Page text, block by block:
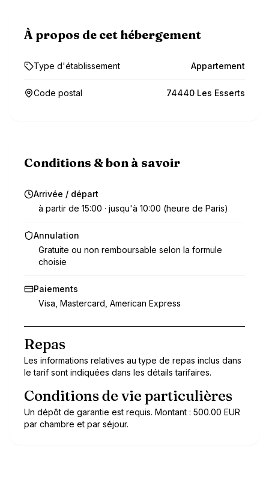
À propos de cet hébergement
Type d'établissement Appartement
Code postal 74440 Les Esserts
Conditions & bon à savoir
Arrivée / départ
à partir de 15:00 · jusqu'à 10:00 (heure de Paris)
Annulation
Gratuite ou non remboursable selon la formule
choisie
Paiements
Visa, Mastercard, American Express
Repas
Les informations relatives au type de repas inclus dans
le tarif sont indiquées dans les détails tarifaires.
Conditions de vie particulières
Un dépôt de garantie est requis. Montant : 500.00 EUR
par chambre et par séjour.